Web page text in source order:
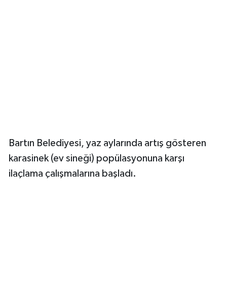
Bartın Belediyesi, yaz aylarında artış gösteren
karasinek (ev sineği) popülasyonuna karşı
ilaçlama çalışmalarına başladı.